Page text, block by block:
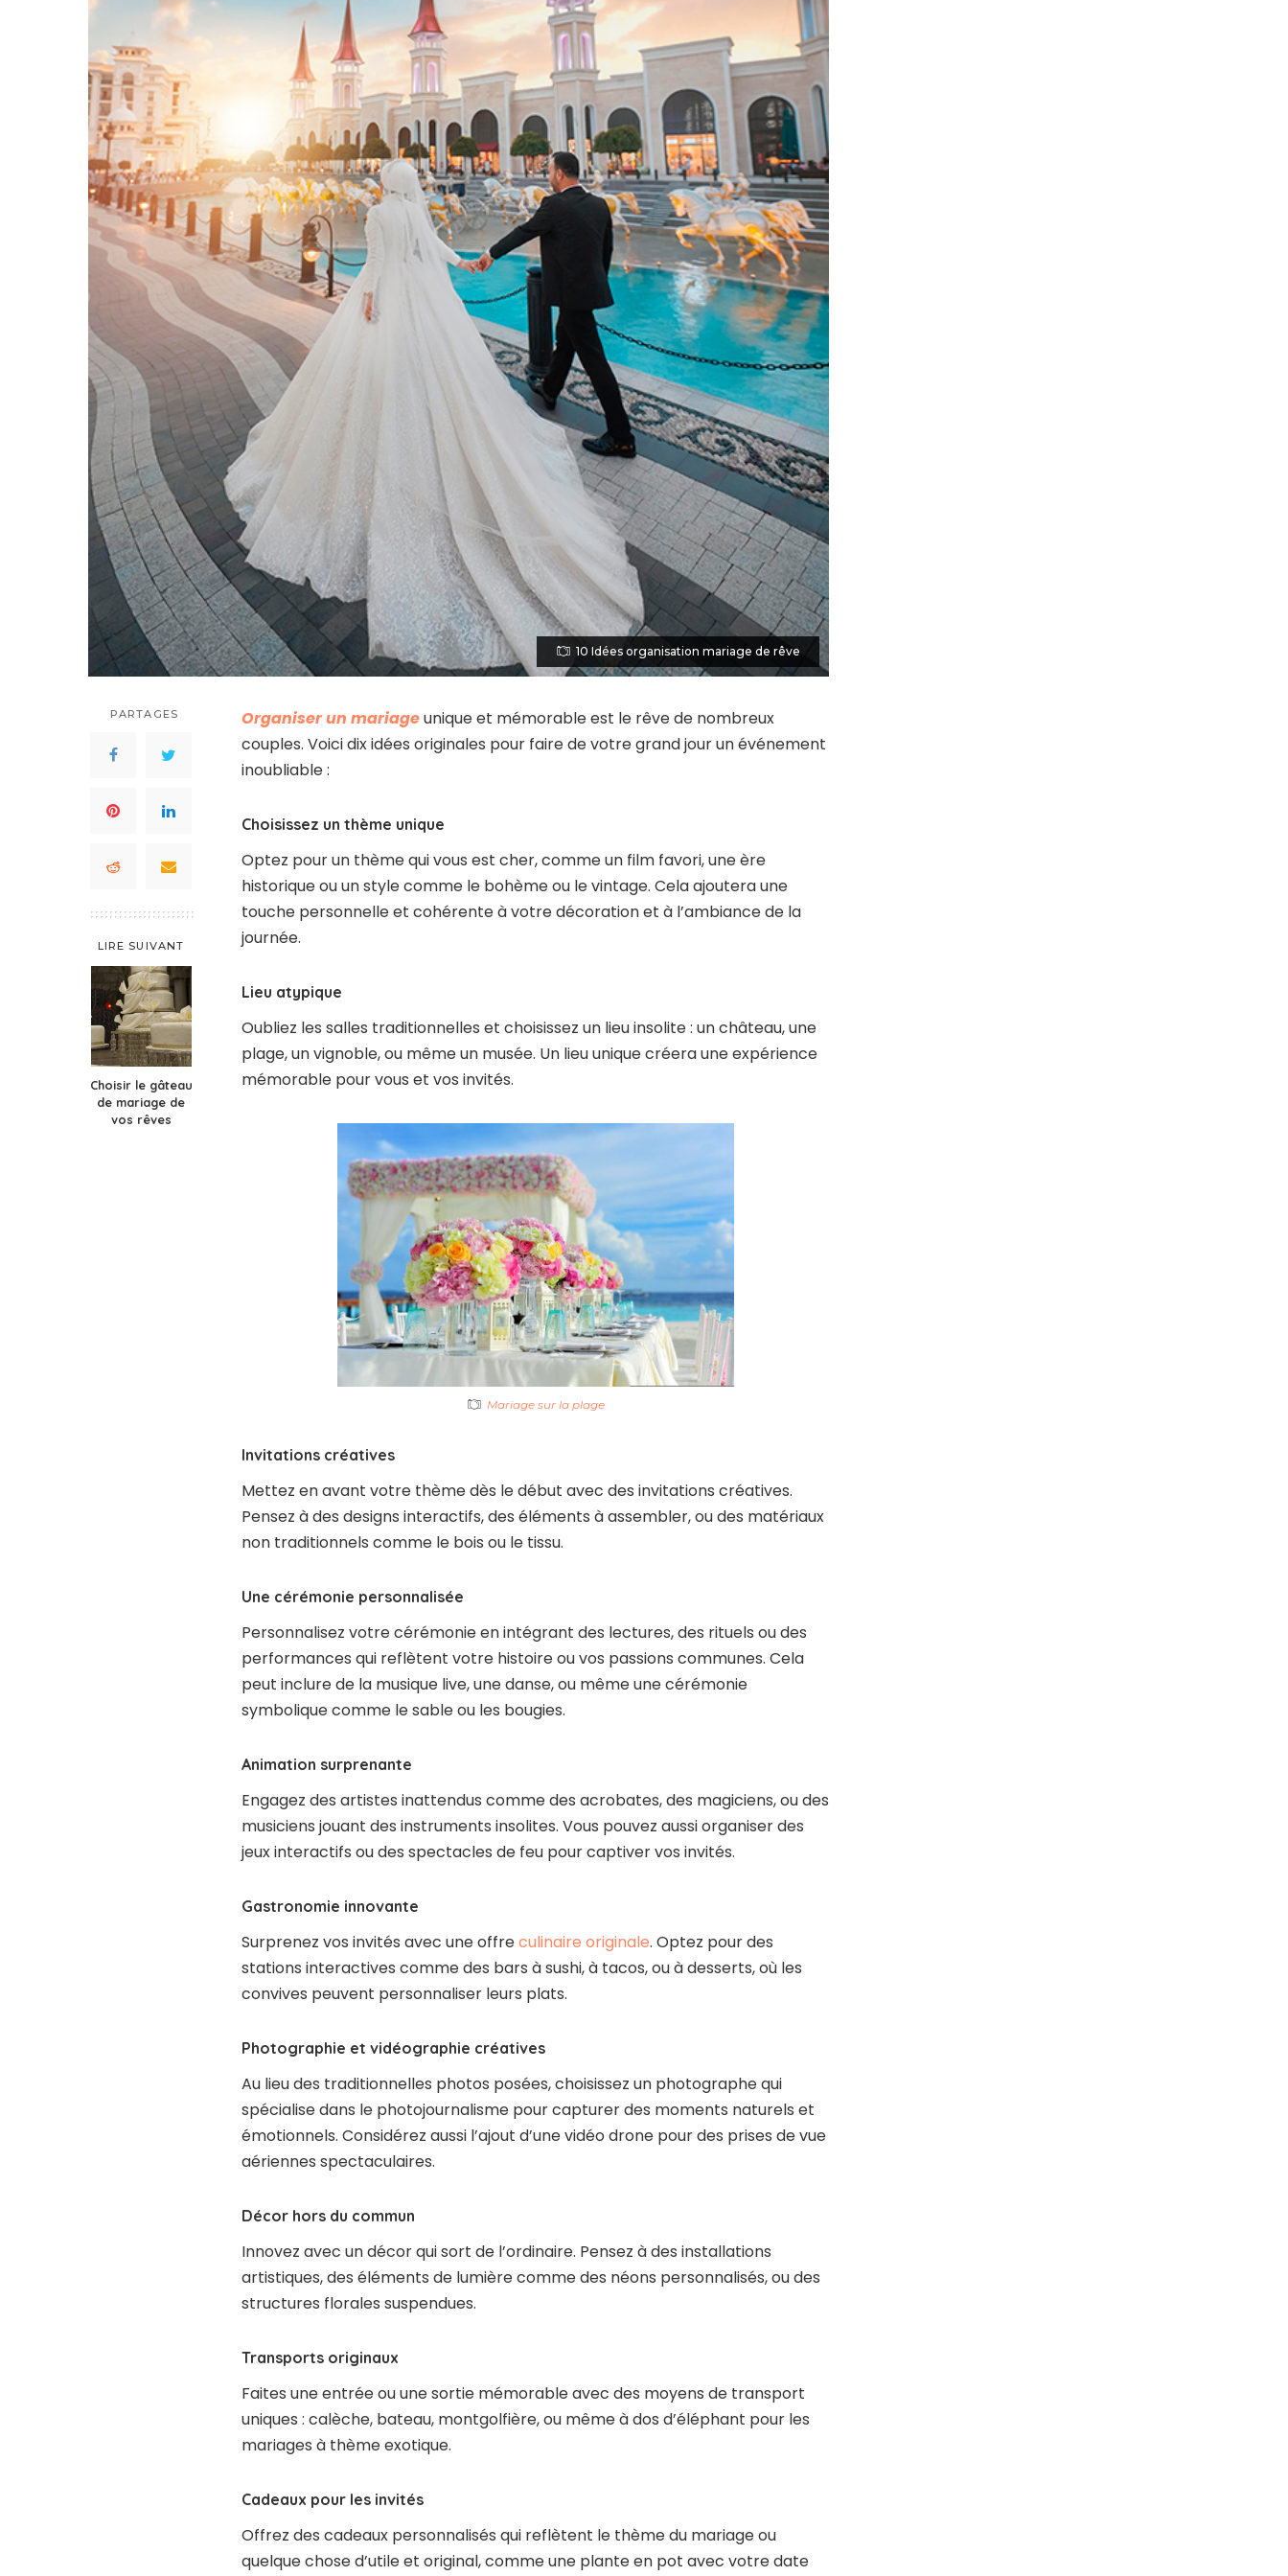
10 Idées organisation mariage de rêve
PARTAGES
LIRE SUIVANT
Choisir le gâteau
de mariage de
vos rêves
Organiser un mariageunique et mémorable est le rêve de nombreux
couples. Voici dix idées originales pour faire de votre grand jour un événement
inoubliable :
Choisissez un thème unique
Optez pour un thème qui vous est cher, comme un film favori, une ère
historique ou un style comme le bohème ou le vintage. Cela ajoutera une
touche personnelle et cohérente à votre décoration et à l’ambiance de la
journée.
Lieu atypique
Oubliez les salles traditionnelles et choisissez un lieu insolite : un château, une
plage, un vignoble, ou même un musée. Un lieu unique créera une expérience
mémorable pour vous et vos invités.
Mariage sur la plage
Invitations créatives
Mettez en avant votre thème dès le début avec des invitations créatives.
Pensez à des designs interactifs, des éléments à assembler, ou des matériaux
non traditionnels comme le bois ou le tissu.
Une cérémonie personnalisée
Personnalisez votre cérémonie en intégrant des lectures, des rituels ou des
performances qui reflètent votre histoire ou vos passions communes. Cela
peut inclure de la musique live, une danse, ou même une cérémonie
symbolique comme le sable ou les bougies.
Animation surprenante
Engagez des artistes inattendus comme des acrobates, des magiciens, ou des
musiciens jouant des instruments insolites. Vous pouvez aussi organiser des
jeux interactifs ou des spectacles de feu pour captiver vos invités.
Gastronomie innovante
Surprenez vos invités avec une offreculinaire originale. Optez pour des
stations interactives comme des bars à sushi, à tacos, ou à desserts, où les
convives peuvent personnaliser leurs plats.
Photographie et vidéographie créatives
Au lieu des traditionnelles photos posées, choisissez un photographe qui
spécialise dans le photojournalisme pour capturer des moments naturels et
émotionnels. Considérez aussi l’ajout d’une vidéo drone pour des prises de vue
aériennes spectaculaires.
Décor hors du commun
Innovez avec un décor qui sort de l’ordinaire. Pensez à des installations
artistiques, des éléments de lumière comme des néons personnalisés, ou des
structures florales suspendues.
Transports originaux
Faites une entrée ou une sortie mémorable avec des moyens de transport
uniques : calèche, bateau, montgolfière, ou même à dos d’éléphant pour les
mariages à thème exotique.
Cadeaux pour les invités
Offrez des cadeaux personnalisés qui reflètent le thème du mariage ou
quelque chose d’utile et original, comme une plante en pot avec votre date